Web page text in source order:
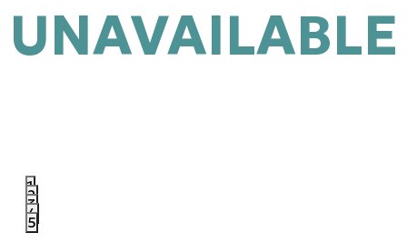
1
2
3
4
5
UNAVAILABLE